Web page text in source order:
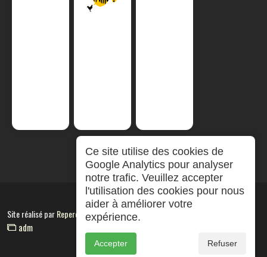
Site réalisé parRepereCom
adm
Ce site utilise des cookies de
Google Analytics pour analyser
notre trafic. Veuillez accepter
l'utilisation des cookies pour nous
aider à améliorer votre
expérience.
Accepter Refuser